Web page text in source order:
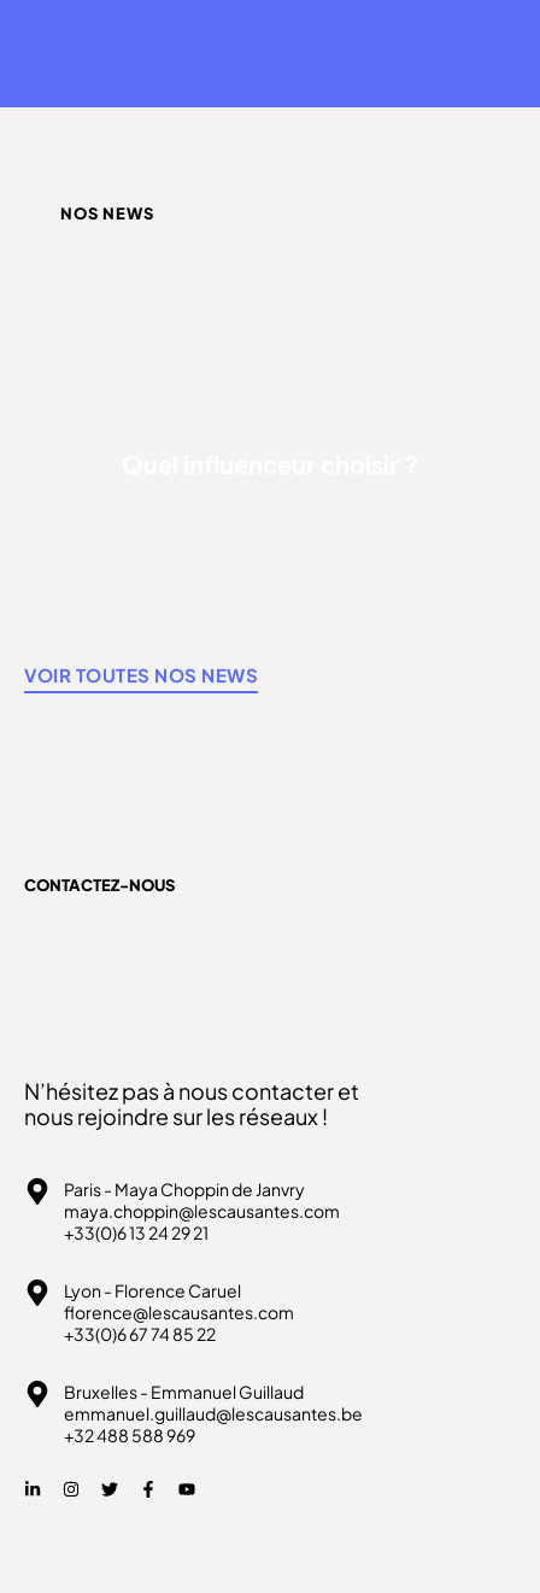
NOS NEWS
VOIR TOUTES NOS NEWS
CONTACTEZ-NOUS
N’hésitez pas à nous contacter et
nous rejoindre sur les réseaux !
Paris - Maya Choppin de Janvry
maya.choppin@lescausantes.com
+33(0)6 13 24 29 21
Lyon - Florence Caruel
florence@lescausantes.com
+33(0)6 67 74 85 22
Bruxelles - Emmanuel Guillaud
emmanuel.guillaud@lescausantes.be
+32 488 588 969